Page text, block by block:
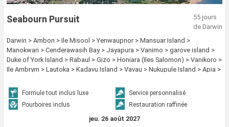
Seabourn Pursuit
55 jours
de Darwin
Darwin > Ambon > Ile Misool > Yenwaupnor > Mansuar Island >
Manokwari > Cenderawasih Bay > Jayapura > Vanimo > garove island >
Duke of York Island > Rabaul > Gizo > Honiara (Iles Salomon) > Vanikoro >
Ile Ambrym > Lautoka > Kadavu Island > Vavau > Nukupule Island > Apia >
Pitcairn > Ducie Island > Hango Roa - Ile de Paques > Iles de Juan
Fernandez > San antonio Chili
Formule tout inclus luxe
Service personnalisé
Pourboires inclus
Restauration raffinée
jeu. 26 août 2027